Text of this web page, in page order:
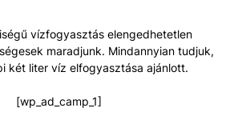
vízfogyasztás elengedhetetlen
maradjunk. Mindannyian tudjuk,
két liter víz elfogyasztása ajánlott.
[wp_ad_camp_1]